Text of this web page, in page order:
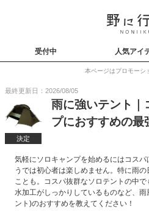
受付中 人気アイ
本ページはプロモーシ
最終更新日：2026/08/05
決定
雨に強いテント｜
プにおすすめの最
気軽にソロキャンプを始めるにはコス
うでは初心者は楽しめません。特に雨
ことも。コスパ抜群なソロテントの中
水加工がしっかりしているものなど、
ント)のおすすめを教えてください！